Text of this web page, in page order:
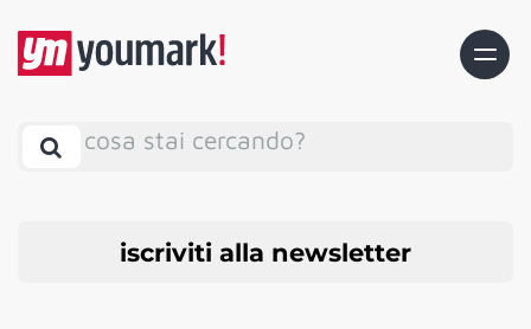
cosa stai cercando?
iscriviti alla newsletter